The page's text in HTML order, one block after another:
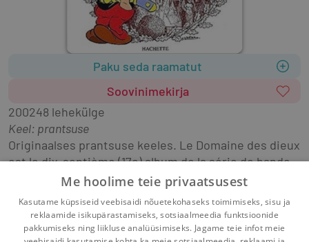
Paku seda raamatut
Soovinimekirja
200248 lehekülge
Keel: prantsuse
Originaalses prantsuse keeles. Le Domaine des dieux
est le dix-septième (17e) album de la série de bande
dessinée Astérix de René Goscinny (scénario) et
Me hoolime teie privaatsusest
Kasutame küpsiseid veebisaidi nõuetekohaseks toimimiseks, sisu ja
reklaamide isikupärastamiseks, sotsiaalmeedia funktsioonide
pakkumiseks ning liikluse analüüsimiseks. Jagame teie infot meie